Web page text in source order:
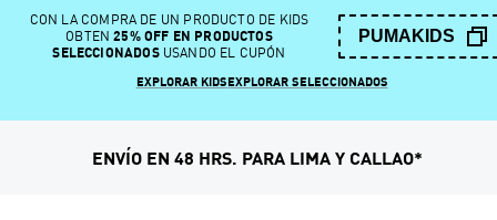
CON LA COMPRA DE UN PRODUCTO DE KIDS
OBTEN 25% OFF EN PRODUCTOS
SELECCIONADOSUSANDO EL CUPÓN
PUMAKIDS
EXPLORAR KIDSEXPLORAR SELECCIONADOS
ENVÍO EN 48 HRS. PARA LIMA Y CALLAO*